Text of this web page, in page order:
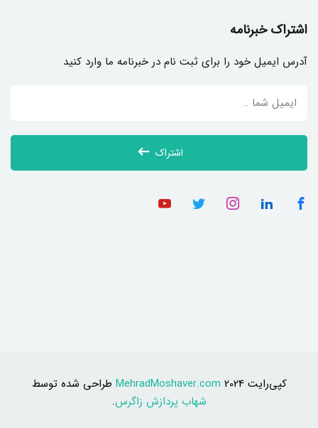
اشتراک خبرنامه
آدرس ایمیل خود را برای ثبت نام در خبرنامه ما وارد کنید
اشتراک
کپی‌رایت 2024 MehradMoshaver.com طراحی شده توسط
شهاب پردازش زاگرس.